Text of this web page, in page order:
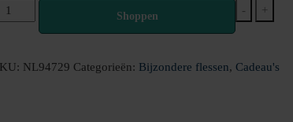
-
+
Shoppen
NL94729 Categorieën: Bijzondere flessen, Cadeau's